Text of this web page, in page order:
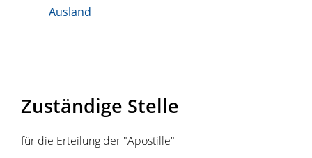
Ausland
Zuständige Stelle
für die Erteilung der "Apostille"